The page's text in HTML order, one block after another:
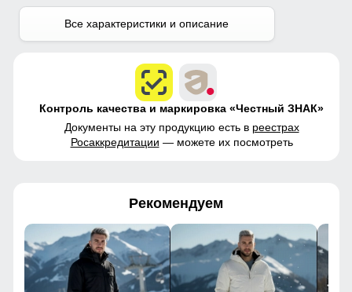
Тефлон
Все характеристики и описание
Контроль качества и маркировка «Честный ЗНАК»
Документы на эту продукцию есть в реестрах
Росаккредитации — можете их посмотреть
Рекомендуем